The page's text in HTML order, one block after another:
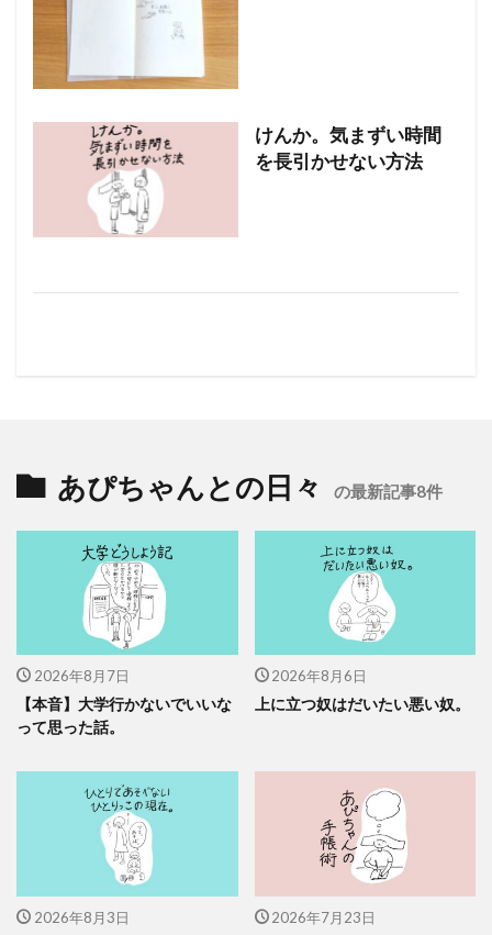
けんか。気まずい時間
を長引かせない方法
あぴちゃんとの日々 の最新記事8件
2026年8月7日
【本音】大学行かないでいいな
って思った話。
2026年8月6日
上に立つ奴はだいたい悪い奴。
2026年8月3日 2026年7月23日